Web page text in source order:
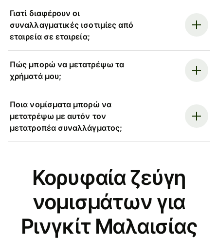
Γιατί διαφέρουν οι
συναλλαγματικές ισοτιμίες από
εταιρεία σε εταιρεία;
Πώς μπορώ να μετατρέψω τα
χρήματά μου;
Ποια νομίσματα μπορώ να
μετατρέψω με αυτόν τον
μετατροπέα συναλλάγματος;
Κορυφαία ζεύγη
νομισμάτων για
Ρινγκίτ Μαλαισίας